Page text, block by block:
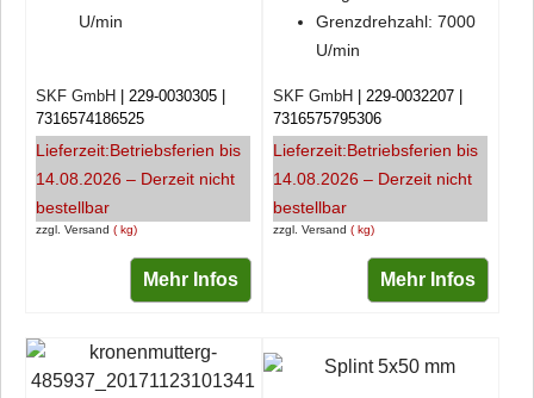
U/min
zzgl. Versand kg
SKF GmbH
229-0030305
7316574186525
Lieferzeit:Betriebsferien bis
14.08.2026 – Derzeit nicht
bestellbar
Mehr Infos
Grenzdrehzahl: 7000
U/min
zzgl. Versand kg
SKF GmbH
229-0032207
7316575795306
Lieferzeit:Betriebsferien bis
14.08.2026 – Derzeit nicht
bestellbar
Mehr Infos